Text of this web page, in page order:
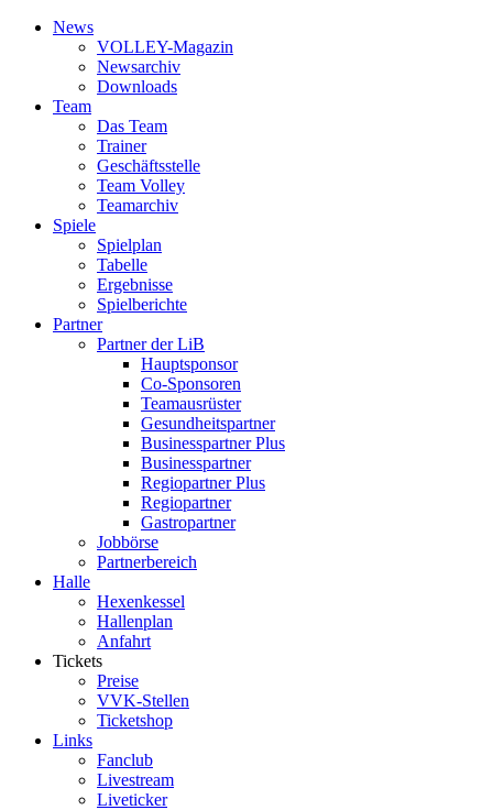
News
VOLLEY-Magazin
News­archiv
Downloads
Team
Das Team
Trainer
Geschäfts­stelle
Team Volley
Team­archiv
Spiele
Spielplan
Tabelle
Ergebnisse
Spielberichte
Partner
Partner der LiB
Haupt­sponsor
Co-Sponsoren
Team­ausrüster
Gesundheits­partner
Businesspartner Plus
Business­partner
Regiopartner Plus
Regio­partner
Gastropartner
Jobbörse
Partnerbereich
Halle
Hexen­kessel
Hallen­plan
Anfahrt
Tickets
Preise
VVK-Stellen
Ticket­shop
Links
Fan­club
Live­stream
Live­ticker